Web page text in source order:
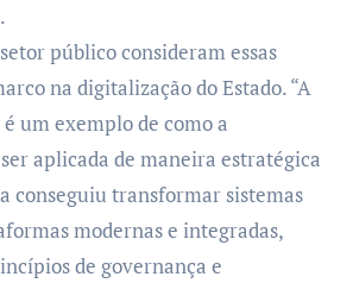
público consideram essas
na digitalização do Estado. “A
um exemplo de como a
aplicada de maneira estratégica
conseguiu transformar sistemas
modernas e integradas,
de governança e